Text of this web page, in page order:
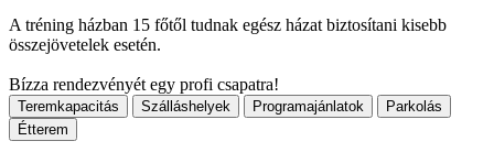
A tréning házban 15 főtől tudnak egész házat biztosítani kisebb
összejövetelek esetén.
Bízza rendezvényét egy profi csapatra!
Teremkapacitás Szálláshelyek Programajánlatok
Parkolás
Étterem